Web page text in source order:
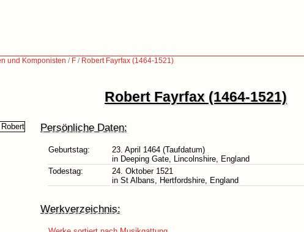
und Komponisten / F / Robert Fayrfax (1464-1521)
Robert Fayrfax (1464-1521)
Persönliche Daten:
Geburtstag:
23. April 1464 (Taufdatum)
in Deeping Gate, Lincolnshire, England
Todestag:
24. Oktober 1521
in St Albans, Hertfordshire, England
Werkverzeichnis: